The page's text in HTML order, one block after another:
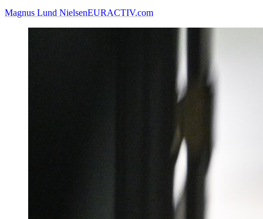
Magnus Lund NielsenEURACTIV.com